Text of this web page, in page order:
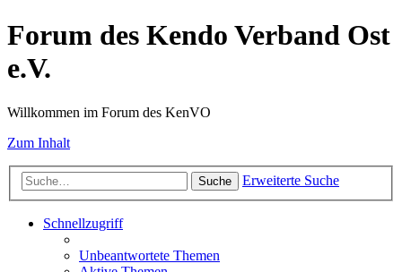
Forum des Kendo Verband Ost
e.V.
Willkommen im Forum des KenVO
Zum Inhalt
Suche Erweiterte Suche
Schnellzugriff
Unbeantwortete Themen